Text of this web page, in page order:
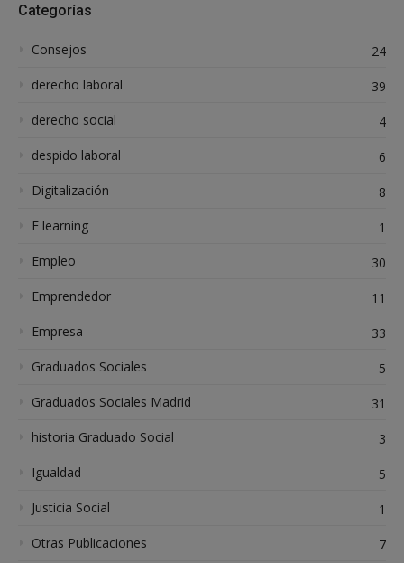
Categorías
Consejos
24
derecho laboral
39
derecho social
4
despido laboral
6
Digitalización
8
E learning
1
Empleo
30
Emprendedor
11
Empresa
33
Graduados Sociales
5
Graduados Sociales Madrid
31
historia Graduado Social
3
Igualdad
5
Justicia Social
1
Otras Publicaciones
7